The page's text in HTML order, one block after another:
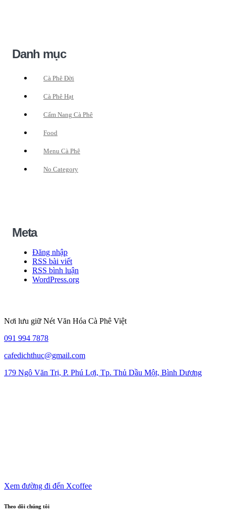
Danh mục
Cà Phê Đời
Cà Phê Hạt
Cẩm Nang Cà Phê
Food
Menu Cà Phê
No Category
Meta
Đăng nhập
RSS bài viết
RSS bình luận
WordPress.org
Nơi lưu giữ Nét Văn Hóa Cà Phê Việt
091 994 7878
cafedichthuc@gmail.com
179 Ngô Văn Trị, P. Phú Lợi, Tp. Thủ Dầu Một, Bình Dương
Xem đường đi đến Xcoffee
Theo dõi chúng tôi